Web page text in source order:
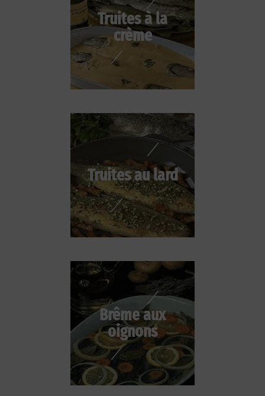
Truites à la
crème
Truites au lard
Brême aux
oignons